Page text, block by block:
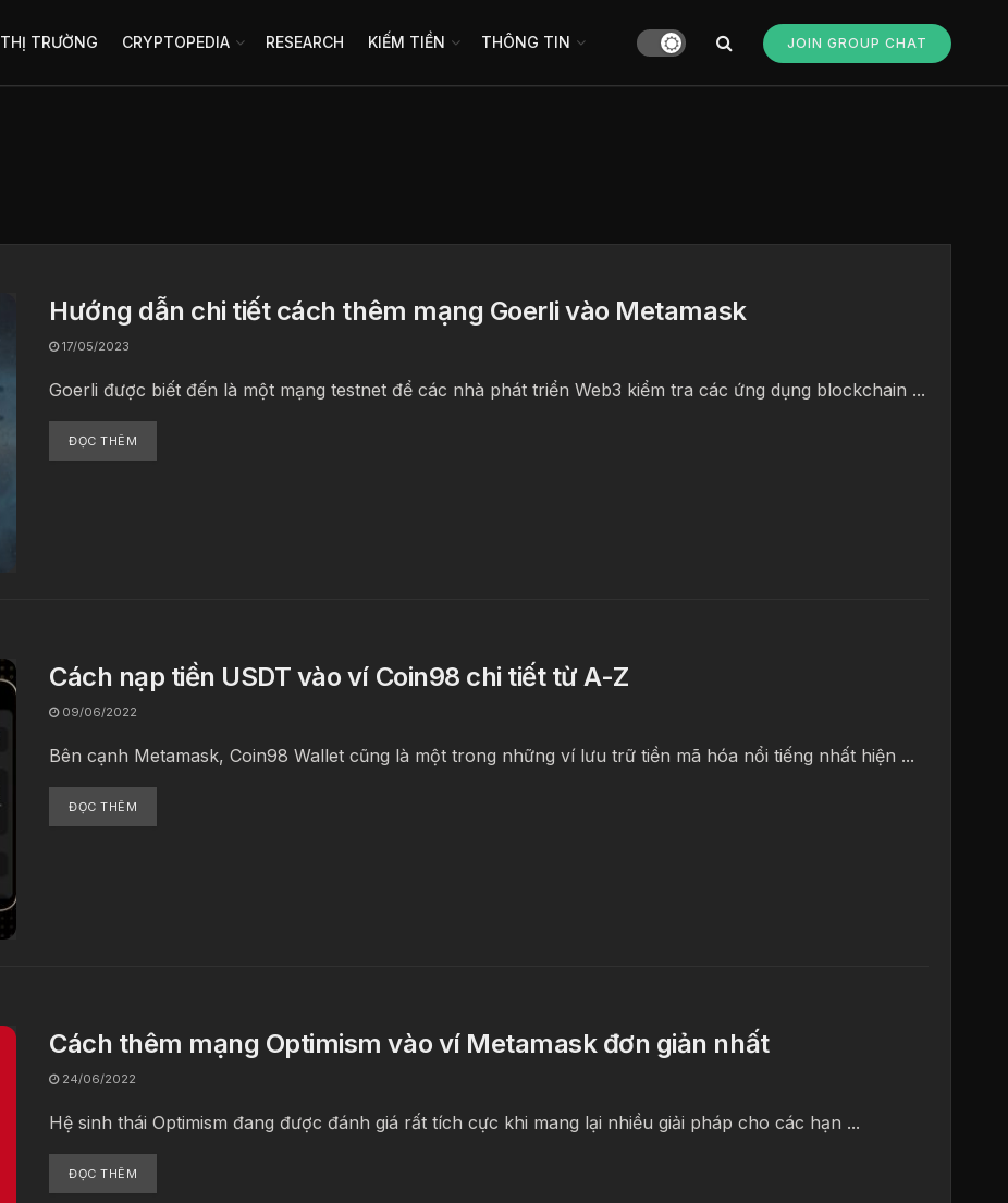
THỊ TRƯỜNG CRYPTOPEDIA RESEARCH KIẾM TIỀN THÔNG TIN JOIN GROUP CHAT
Hướng dẫn chi tiết cách thêm mạng Goerli vào Metamask
17/05/2023
Goerli được biết đến là một mạng testnet để các nhà phát triển Web3 kiểm tra các ứng dụng blockchain ...
ĐỌC THÊM
Cách nạp tiền USDT vào ví Coin98 chi tiết từ A-Z
09/06/2022
Bên cạnh Metamask, Coin98 Wallet cũng là một trong những ví lưu trữ tiền mã hóa nổi tiếng nhất hiện ...
ĐỌC THÊM
Cách thêm mạng Optimism vào ví Metamask đơn giản nhất
24/06/2022
Hệ sinh thái Optimism đang được đánh giá rất tích cực khi mang lại nhiều giải pháp cho các hạn ...
ĐỌC THÊM